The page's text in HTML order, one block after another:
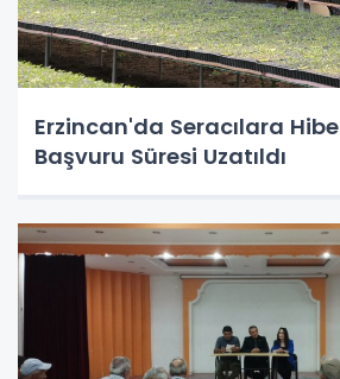
Erzincan'da Seracılara Hibe Desteği İçin
Başvuru Süresi Uzatıldı